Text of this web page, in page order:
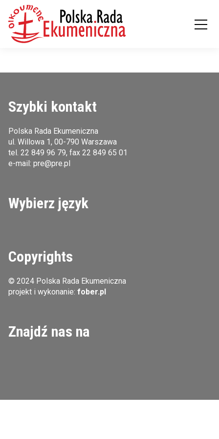
Szybki kontakt
Polska Rada Ekumeniczna
ul. Willowa 1, 00-790 Warszawa
tel. 22 849 96 79, fax 22 849 65 01
e-mail: pre@pre.pl
Wybierz język
Copyrights
© 2024 Polska Rada Ekumeniczna
projekt i wykonanie: fober.pl
Znajdź nas na